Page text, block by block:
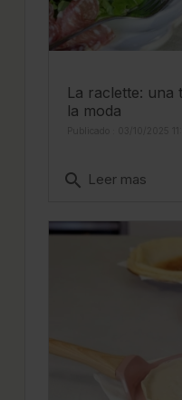
La raclette: una
la moda
search Leer mas